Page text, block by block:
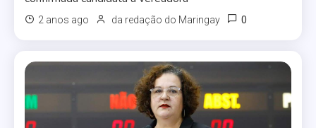
2 anos ago da redação do Maringay 0